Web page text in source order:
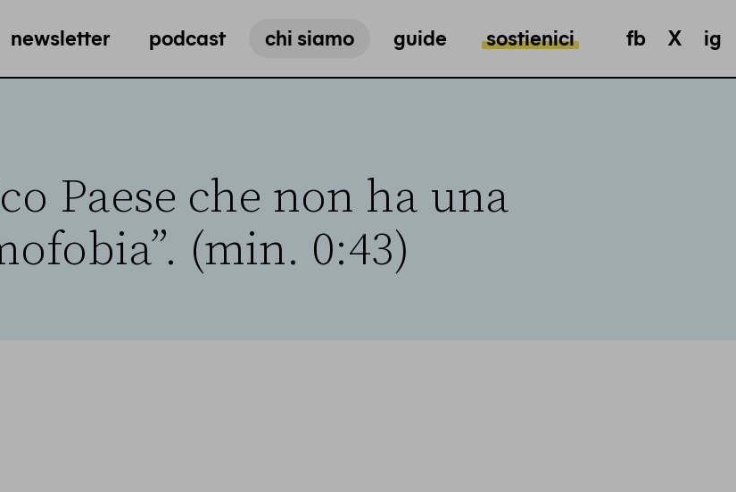
newsletter podcast chi siamo guide sostienici fb X ig
Paese che non ha una
(min. 0:43)